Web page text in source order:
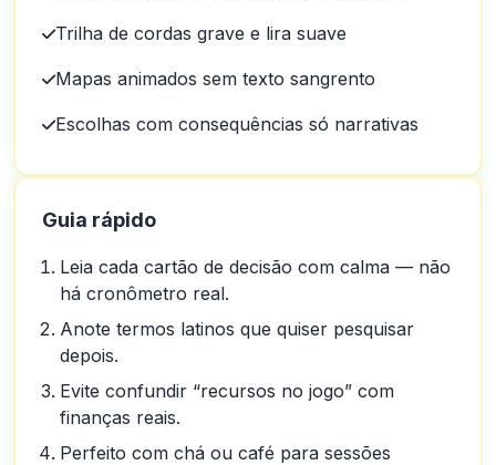
Trilha de cordas grave e lira suave
Mapas animados sem texto sangrento
Escolhas com consequências só narrativas
Guia rápido
Leia cada cartão de decisão com calma — não
há cronômetro real.
Anote termos latinos que quiser pesquisar
depois.
Evite confundir “recursos no jogo” com
finanças reais.
Perfeito com chá ou café para sessões